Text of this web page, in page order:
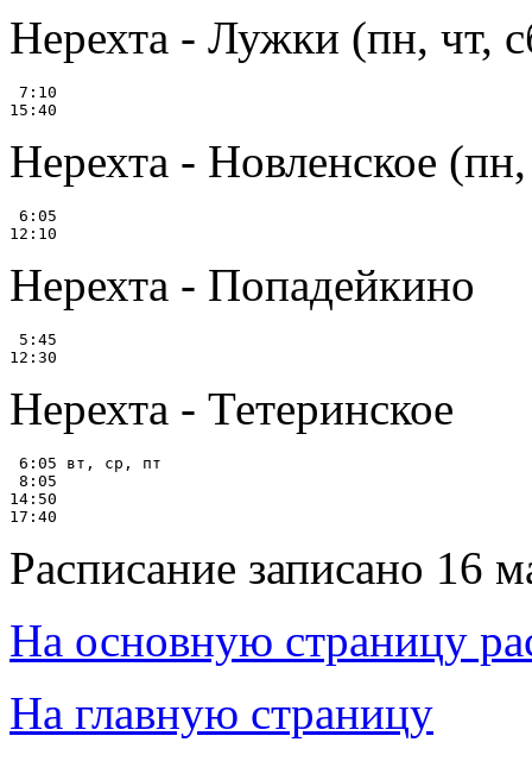
Нерехта - Лужки (пн, чт,
7:10
Нерехта - Новленское
6:05
Нерехта - Попадейкино
5:45
Нерехта - Тетеринское
6:05 вт, ср, пт
8:05
14:50
Расписание записано 16
На основную страницу
На главную страницу